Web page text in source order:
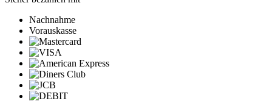
Nachnahme
Vorauskasse